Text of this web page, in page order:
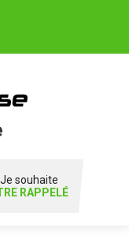
Je souhaite
RAPPELÉ